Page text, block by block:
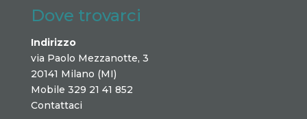
Dove trovarci
Indirizzo
via Paolo Mezzanotte, 3
20141 Milano (MI)
Mobile 329 21 41 852
Contattaci